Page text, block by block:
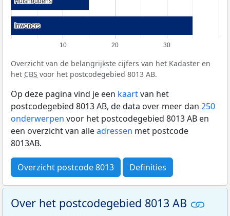
10 20 30
Inwoners
Inwoners
Overzicht van de belangrijkste cijfers van het Kadaster en
het CBS voor het postcodegebied 8013 AB.
Op deze pagina vind je een kaartvan het
postcodegebied 8013 AB, de data over meer dan 250
onderwerpen voor het postcodegebied 8013 AB en
een overzicht van alleadressen met postcode
8013AB.
Overzicht postcode 8013 Definities
Over het postcodegebied 8013 AB